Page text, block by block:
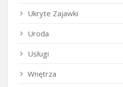
Ukryte Zajawki
Uroda
Usługi
Wnętrza